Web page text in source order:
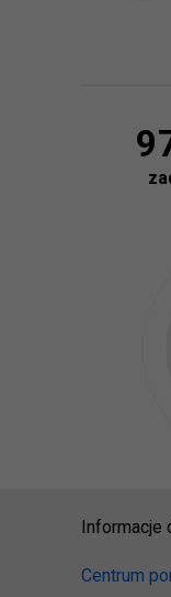
Informacje
Centrum